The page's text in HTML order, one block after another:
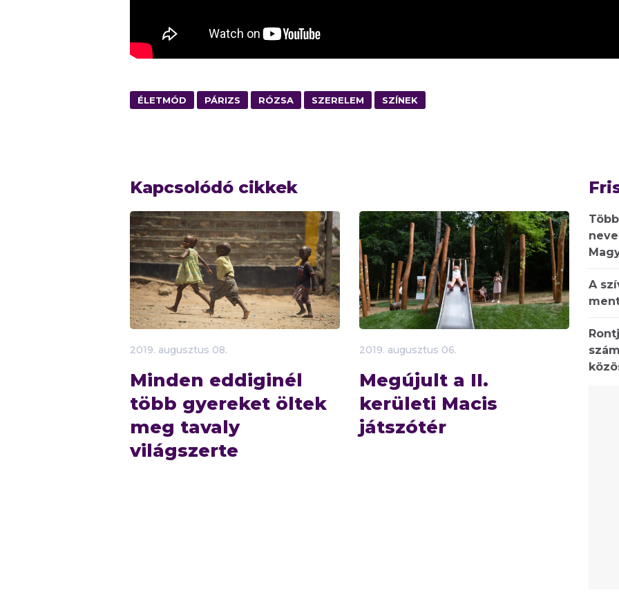
ÉLETMÓD PÁRIZS RÓZSA SZERELEM SZÍNEK
Kapcsolódó cikkek
2019. augusztus 08.
Minden eddiginél
több gyereket öltek
meg tavaly
világszerte
2019. augusztus 06.
Megújult a II.
kerületi Macis
játszótér
A